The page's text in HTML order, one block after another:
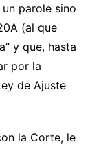
parole sino
(al que
y que, hasta
por la
de Ajuste
la Corte, le